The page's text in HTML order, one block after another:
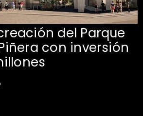
del Parque
con inversión